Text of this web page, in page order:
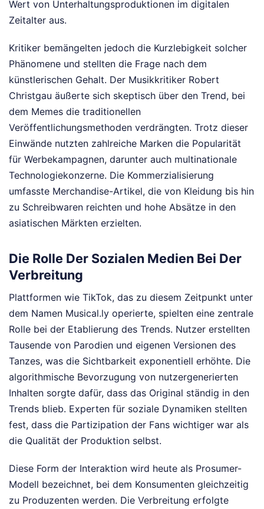
Wert von Unterhaltungsproduktionen im digitalen
Zeitalter aus.
Kritiker bemängelten jedoch die Kurzlebigkeit solcher
Phänomene und stellten die Frage nach dem
künstlerischen Gehalt. Der Musikkritiker Robert
Christgau äußerte sich skeptisch über den Trend, bei
dem Memes die traditionellen
Veröffentlichungsmethoden verdrängten. Trotz dieser
Einwände nutzten zahlreiche Marken die Popularität
für Werbekampagnen, darunter auch multinationale
Technologiekonzerne. Die Kommerzialisierung
umfasste Merchandise-Artikel, die von Kleidung bis hin
zu Schreibwaren reichten und hohe Absätze in den
asiatischen Märkten erzielten.
Die Rolle Der Sozialen Medien Bei Der
Verbreitung
Plattformen wie TikTok, das zu diesem Zeitpunkt unter
dem Namen Musical.ly operierte, spielten eine zentrale
Rolle bei der Etablierung des Trends. Nutzer erstellten
Tausende von Parodien und eigenen Versionen des
Tanzes, was die Sichtbarkeit exponentiell erhöhte. Die
algorithmische Bevorzugung von nutzergenerierten
Inhalten sorgte dafür, dass das Original ständig in den
Trends blieb. Experten für soziale Dynamiken stellten
fest, dass die Partizipation der Fans wichtiger war als
die Qualität der Produktion selbst.
Diese Form der Interaktion wird heute als Prosumer-
Modell bezeichnet, bei dem Konsumenten gleichzeitig
zu Produzenten werden. Die Verbreitung erfolgte